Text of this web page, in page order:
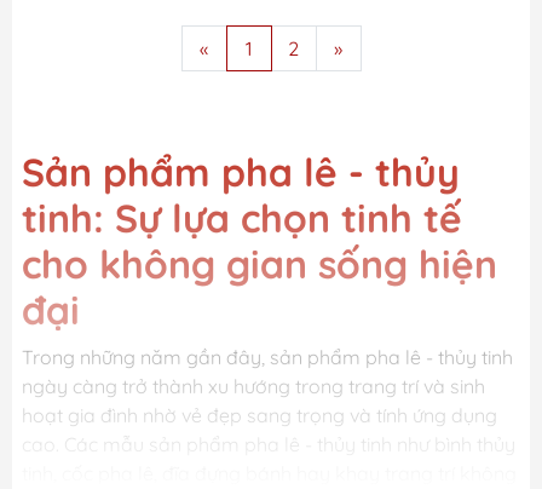
« 1 2 »
Sản phẩm pha lê - thủy
tinh: Sự lựa chọn tinh tế
cho không gian sống hiện
đại
Trong những năm gần đây, sản phẩm pha lê - thủy tinh
ngày càng trở thành xu hướng trong trang trí và sinh
hoạt gia đình nhờ vẻ đẹp sang trọng và tính ứng dụng
cao. Các mẫu sản phẩm pha lê - thủy tinh như bình thủy